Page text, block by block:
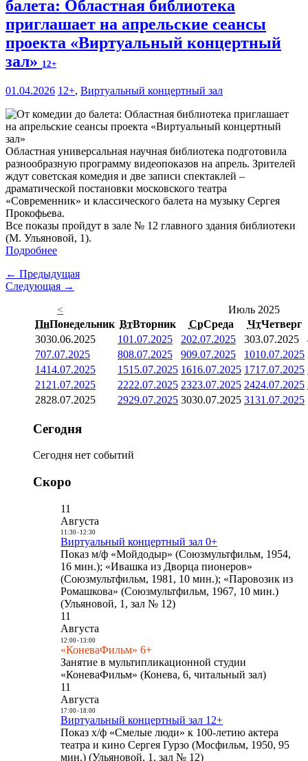
балета: Областная библиотека
приглашает на апрельские сеансы
проекта «Виртуальный концертный
зал» 12+
01.04.2026 12+, Виртуальный концертный зал
Областная универсальная научная библиотека подготовила
разнообразную программу видеопоказов на апрель. Зрителей
ждут советская комедия и две записи спектаклей –
драматической постановки московского театра
«Современник» и классического балета на музыку Сергея
Прокофьева.
Все показы пройдут в зале № 12 главного здания библиотеки
(М. Ульяновой, 1).
Подробнее
← Предыдущая
Следующая →
<
Июль 2025
ПнПонедельник ВтВторник СрСреда ЧтЧетверг
3030.06.2025 101.07.2025 202.07.2025 303.07.2025
707.07.2025 808.07.2025 909.07.2025 1010.07.2025
1414.07.2025 1515.07.2025 1616.07.2025 1717.07.2025
21 21.07.2025 2222.07.2025 2323.07.2025 2424.07.2025
2828.07.2025 2929.07.2025 3030.07.2025 3131.07.2025
Сегодня
Сегодня нет событий
Скоро
11
Августа
11:30- 12:30
Виртуальный концертный зал 0+
Показ м/ф «Мойдодыр» (Союзмультфильм, 1954,
16 мин.); «Ивашка из Дворца пионеров»
(Союзмультфильм, 1981, 10 мин.); «Паровозик из
Ромашкова» (Союзмультфильм, 1967, 10 мин.)
(Ульяновой, 1, зал № 12)
11
Августа
12:00- 13:00
«КоневаФильм» 6+
Занятие в мультипликационной студии
«КоневаФильм» (Конева, 6, читальный зал)
11
Августа
17:00- 18:00
Виртуальный концертный зал 12+
Показ х/ф «Смелые люди» к 100-летию актера
театра и кино Сергея Гурзо (Мосфильм, 1950, 95
мин.) (Ульяновой, 1, зал № 12)